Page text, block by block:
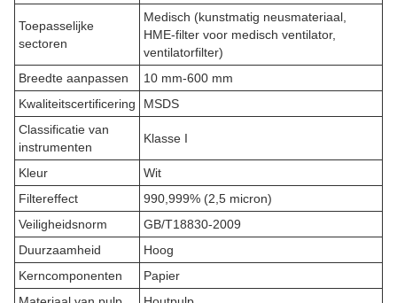
Toepasselijke
sectoren
Medisch (kunstmatig neusmateriaal,
HME-filter voor medisch ventilator,
ventilatorfilter)
Breedte aanpassen
10 mm-600 mm
Kwaliteitscertificering
MSDS
Classificatie van
instrumenten
Klasse I
Kleur
Wit
Filtereffect
990,999% (2,5 micron)
Veiligheidsnorm
GB/T18830-2009
Duurzaamheid
Hoog
Kerncomponenten
Papier